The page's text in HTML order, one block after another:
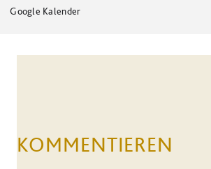
Google Kalender
KOMMENTIEREN